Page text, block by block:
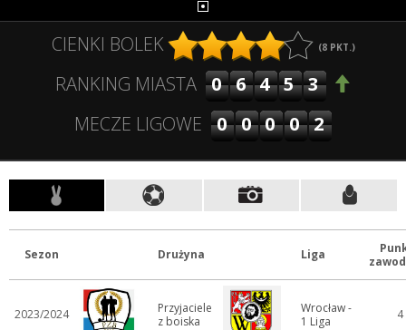
CIENKI BOLEK (8PKT.)
RANKING MIASTA 06453
MECZE LIGOWE
00002
Sezon Drużyna Liga
2023/2024
Przyjaciele
z boiska
Wrocław -
1 Liga
4